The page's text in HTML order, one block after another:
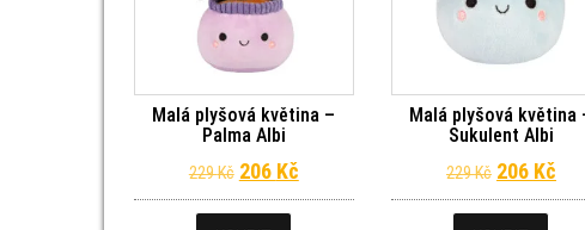
Malá plyšová květina –
Palma Albi
229Kč Původní cena byla: 229 Kč.
206 KčAktuální cena je: 206 Kč.
Malá plyšová květina
Sukulent Albi
229Kč Původní
206 Kč